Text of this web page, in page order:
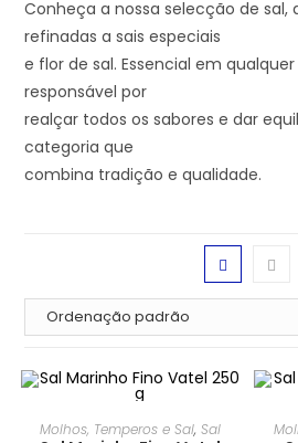
Conheça a nossa selecção de sal,
refinadas a sais especiais
e flor de sal. Essencial em
responsável por
realçar todos os sabores e dar
categoria que
combina tradição e qualidade.
Molhos, Temperos e Sal,Sal